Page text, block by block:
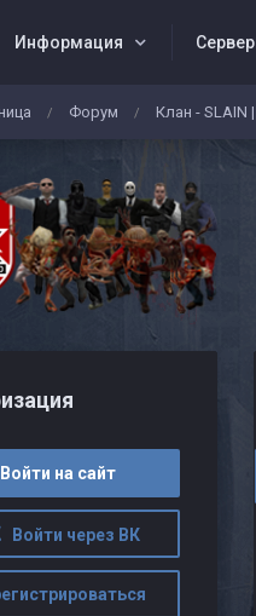
Информация Сервер
/ Форум / Клан - SLAIN |
Войти на сайт
Войти через ВК